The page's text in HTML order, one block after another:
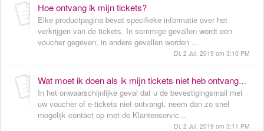
Hoe ontvang ik mijn tickets?
Elke productpagina bevat specifieke informatie over het
verkrijgen van de tickets. In sommige gevallen wordt een
voucher gegeven, in andere gevallen worden ...
Di, 2 Jul, 2019 om 3:10 PM
Wat moet ik doen als ik mijn tickets niet heb ontvangen?
In het onwaarschijnlijke geval dat u de bevestigingsmail met
uw voucher of e-tickets niet ontvangt, neem dan zo snel
mogelijk contact op met de Klantenservic...
Di, 2 Jul, 2019 om 3:11 PM